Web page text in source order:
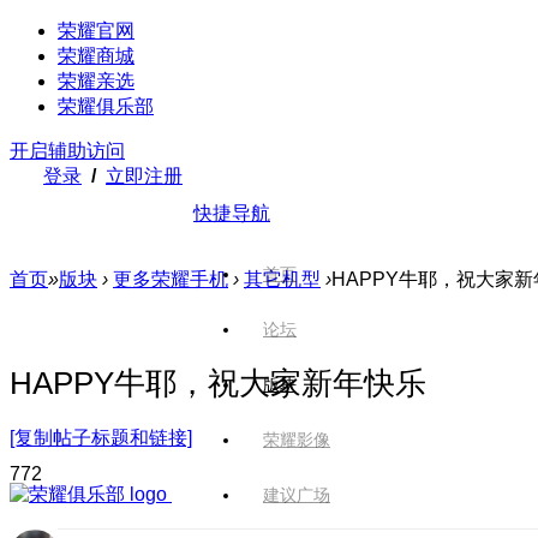
荣耀官网
荣耀商城
荣耀亲选
荣耀俱乐部
开启辅助访问
登录 / 立即注册
快捷导航
首页
论坛
版块
荣耀影像
建议广场
首页»版块 › 更多荣耀手机 › 其它机型 ›HAPPY牛耶，祝大家新
HAPPY牛耶，祝大家新年快乐
[复制帖子标题和链接]
772